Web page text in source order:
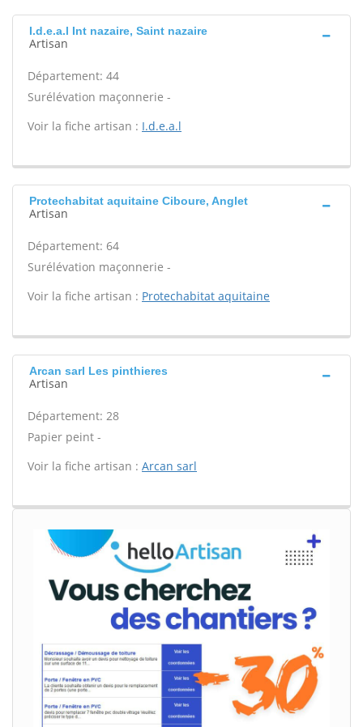
I.d.e.a.l Int nazaire, Saint nazaire
Artisan
Département: 44
Surélévation maçonnerie -
Voir la fiche artisan : I.d.e.a.l
Protechabitat aquitaine Ciboure, Anglet
Artisan
Département: 64
Surélévation maçonnerie -
Voir la fiche artisan : Protechabitat aquitaine
Arcan sarl Les pinthieres
Artisan
Département: 28
Papier peint -
Voir la fiche artisan : Arcan sarl